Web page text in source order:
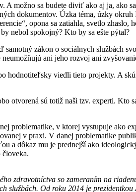
možno sa budete diviť ako aj ja, ako
dokumentov. Úzka téma, úzky
opona sa zatiahla, svetlo
nebol spokojný? Kto by sa ešte pýtal?
zákon o sociálnych službách
ani jeho rozvoj ani
hodnotiteľsky viedli tieto projekty. A
otvorená sú totiž naši tzv. experti. Kto
problematike, v ktorej vystupuje ako
v praxi. V danej problematike
dôkaz mu je prednejší ako
človeka.
zdravotníctva so zameraním na
službách. Od roku 2014 je